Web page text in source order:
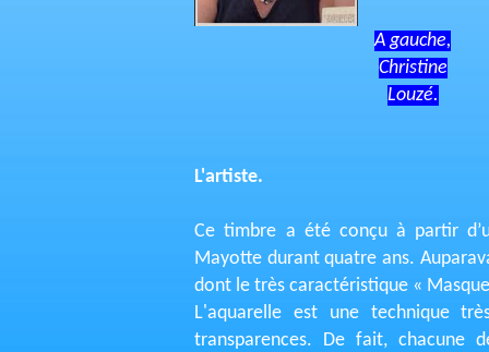
A gauche,
Christine
Louzé.
L'artiste.
Ce timbre a été conçu à partir
Mayotte durant quatre ans.
dont le très caractéristique «
L'aquarelle est une technique
transparences. De fait, chacune